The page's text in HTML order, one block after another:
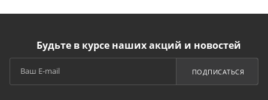
Будьте в курсе наших акций и новостей
ПОДПИСАТЬСЯ